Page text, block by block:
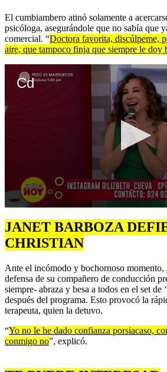
El cumbiambero atinó solamente a
psicóloga, asegurándole que no sabía que
comercial. “Doctora favorita, discúlpeme,
aire, que tampoco finja que siempre le doy
Cd
seconds
of
1
minute,
seconds
JANET BARBOZA
CHRISTIAN
Ante el incómodo y bochornoso momento,
defensa de su compañero de conducción
siempre- abraza y besa a todos en el set de
después del programa. Esto provocó la
terapeuta, quien la detuvo.
“Yo no le he dado confianza porsiacaso,
conmigo no”, explicó.